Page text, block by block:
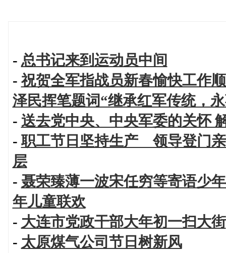
- 总书记来到运动员中间
-祝贺全军指战员新春愉快工作
泽民挥笔题词“继承红军传统，
- 送去党中央、中央军委的关怀
-职工节日坚持生产 领导登门
层
- 聂荣臻薄一波宋任穷等寄语少
年儿童联欢
- 大连市党政干部大年初一扫大街
- 太原煤气公司节日树新风